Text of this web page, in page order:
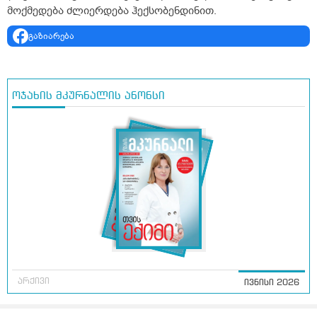
მოქმედება ძლიერდება ჰექსობენდინით.
გაზიარება
ოჯახის მკურნალის ანონსი
არქივი ივნისი 2026